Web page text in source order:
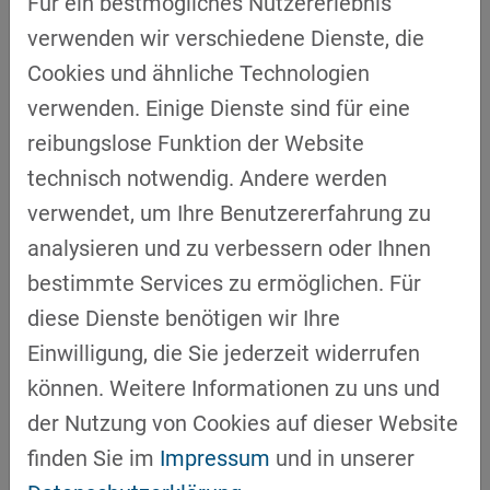
Versorgungsketten transparenter zu
machen. Ein festzustellender
Güterstruktureffekt und die Möglichkeiten,
entlang logistischer Ketten deutlich
datengetriebener zu steuern und zu planen,
tragen zusätzlich zu Weiterentwicklungen
der Logistik wie wir sie kennen bei. Für
solche Entwicklungen gibt es nicht nur
belastbare Indizien, sondern es sind bereits
Auswirkungen sichtbar. Zum einen kommen
neue Logistikunternehmen und Start-ups auf,
die Innovationen und Geschäftsideen
entwickeln, die auf die wirkenden Trends und
die neuen Möglichkeiten reagieren und
verwenden wir verschiedene Dienste, die
Cookies und ähnliche Technologien
verwenden. Einige Dienste sind für eine
reibungslose Funktion der Website
technisch notwendig. Andere werden
verwendet, um Ihre Benutzererfahrung zu
analysieren und zu verbessern oder Ihnen
bestimmte Services zu ermöglichen. Für
diese Dienste benötigen wir Ihre
Einwilligung, die Sie jederzeit widerrufen
können. Weitere Informationen zu uns und
der Nutzung von Cookies auf dieser Website
finden Sie im Impressum und in unserer